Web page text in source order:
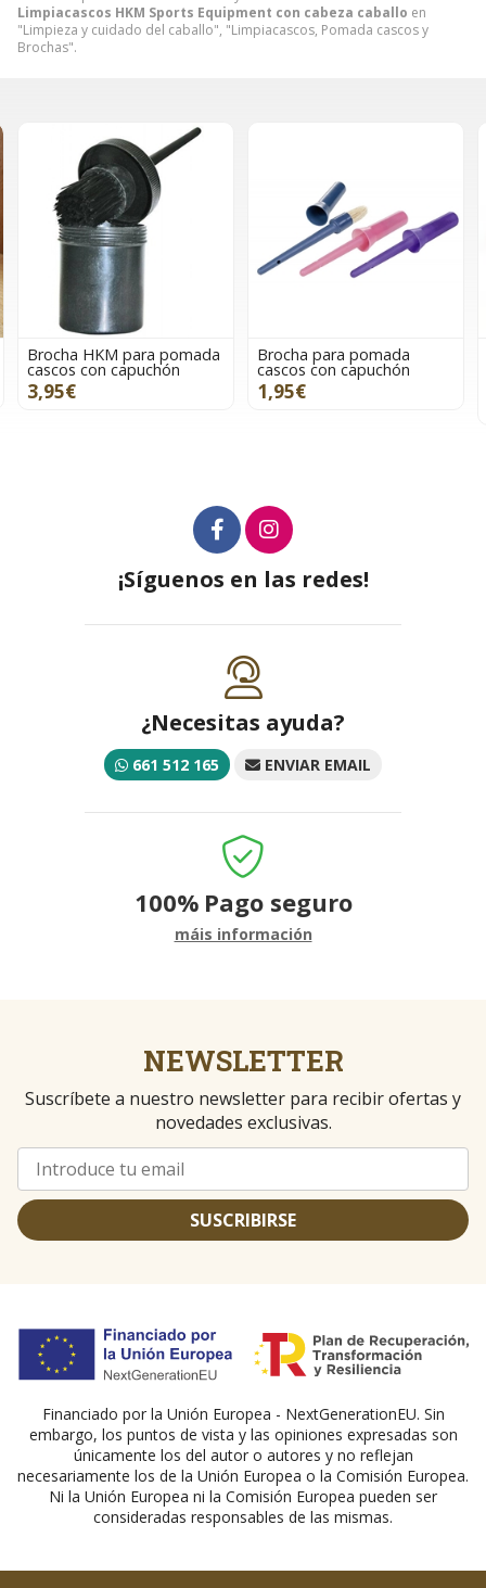
Limpiacascos HKM Sports Equipment con cabeza caballo en
"Limpieza y cuidado del caballo", "Limpiacascos, Pomada cascos y
Brochas".
Brocha para pomada
cascos con capuchón
1,95€
Limpiacascos HKM mango
antideslizante
3,95€
¡Síguenos en las redes!
¿Necesitas ayuda?
661 512 165 ENVIAR EMAIL
100% Pago seguro
máis información
NEWSLETTER
Suscríbete a nuestro newsletter para recibir ofertas y
novedades exclusivas.
SUSCRIBIRSE
Financiado por la Unión Europea - NextGenerationEU. Sin
embargo, los puntos de vista y las opiniones expresadas son
únicamente los del autor o autores y no reflejan
necesariamente los de la Unión Europea o la Comisión Europea.
Ni la Unión Europea ni la Comisión Europea pueden ser
consideradas responsables de las mismas.